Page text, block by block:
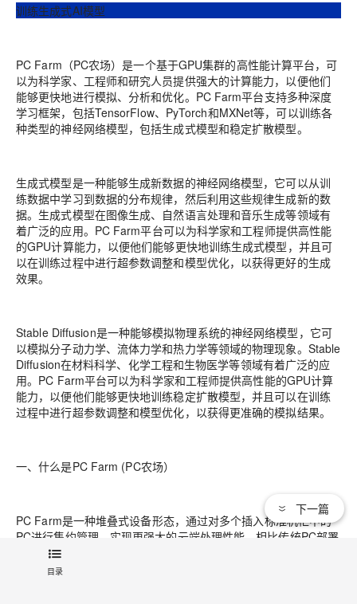
训练生成式AI模型
PC Farm （PC农场）是一个基于GPU集群的高性能计算平台，可
以为科学家、工程师和研究人员提供强大的计算能力，以便他们
能够更快地进行模拟、分析和优化。PC Farm平台支持多种深度
学习框架，包括TensorFlow、PyTorch和MXNet等，可以训练各
种类型的神经网络模型，包括生成式模型和稳定扩散模型。
生成式模型是一种能够生成新数据的神经网络模型，它可以从训
练数据中学习到数据的分布规律，然后利用这些规律生成新的数
据。生成式模型在图像生成、自然语言处理和音乐生成等领域有
着广泛的应用。PC Farm平台可以为科学家和工程师提供高性能
的GPU计算能力，以便他们能够更快地训练生成式模型，并且可
以在训练过程中进行超参数调整和模型优化，以获得更好的生成
效果。
Stable Diffusion是一种能够模拟物理系统的神经网络模型，它可
以模拟分子动力学、流体力学和热力学等领域的物理现象。 Stable
Diffusion在材料科学、化学工程和生物医学等领域有着广泛的应
用。PC Farm平台可以为科学家和工程师提供高性能的GPU计算
能力，以便他们能够更快地训练稳定扩散模型，并且可以在训练
过程中进行超参数调整和模型优化，以获得更准确的模拟结果。
一、什么是PC Farm (PC农场）
PC Farm是一种堆叠式设备形态，通过对多个插入标准机柜中的
PC进行集约管理，实现更强大的云端处理性能。相比传统PC部署
方案，PC Farm具有高性能、高效率和高回报的特点。PC Farm
能够支持市场上所有主流CPU和全系列显卡，在一个标准机柜中
目录
下一篇